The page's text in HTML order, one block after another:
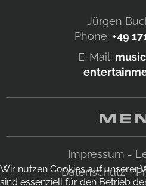
Jürgen
Phone: +49
E-Mail:
Impressum -
Datenschutz -
Wir nutzen Cookies auf unserer
sind essenziell für den Betrieb